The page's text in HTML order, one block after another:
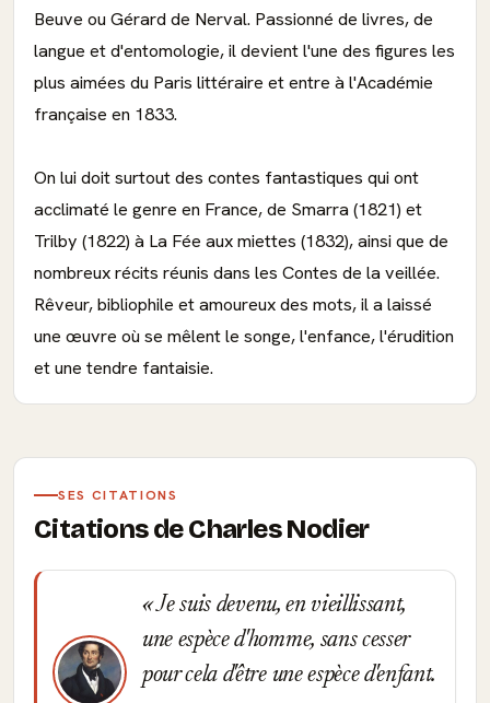
Beuve ou Gérard de Nerval. Passionné de livres, de
langue et d'entomologie, il devient l'une des figures les
plus aimées du Paris littéraire et entre à l'Académie
française en 1833.
On lui doit surtout des contes fantastiques qui ont
acclimaté le genre en France, de Smarra (1821) et
Trilby (1822) à La Fée aux miettes (1832), ainsi que de
nombreux récits réunis dans les Contes de la veillée.
Rêveur, bibliophile et amoureux des mots, il a laissé
une œuvre où se mêlent le songe, l'enfance, l'érudition
et une tendre fantaisie.
SES CITATIONS
Citations de Charles Nodier
Je suis devenu, en vieillissant,
une espèce d'homme, sans cesser
pour cela d'être une espèce d'enfant.